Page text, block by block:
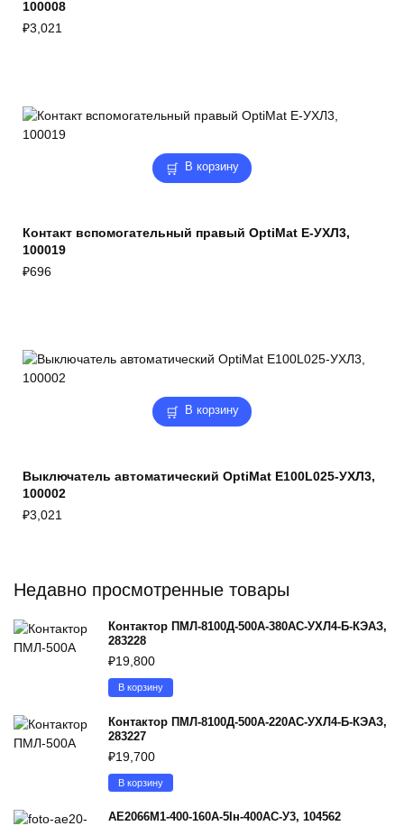
100008
₽3,021
В корзину
Контакт вспомогательный правый OptiMat E-УХЛ3,
100019
₽696
В корзину
Выключатель автоматический OptiMat E100L025-УХЛ3,
100002
₽3,021
Недавно просмотренные товары
Контактор ПМЛ-8100Д-500А-380AC-УХЛ4-Б-КЭАЗ,
283228
₽19,800
В корзину
Контактор ПМЛ-8100Д-500А-220AC-УХЛ4-Б-КЭАЗ,
283227
₽19,700
В корзину
АЕ2066М1-400-160А-5Iн-400AC-У3, 104562